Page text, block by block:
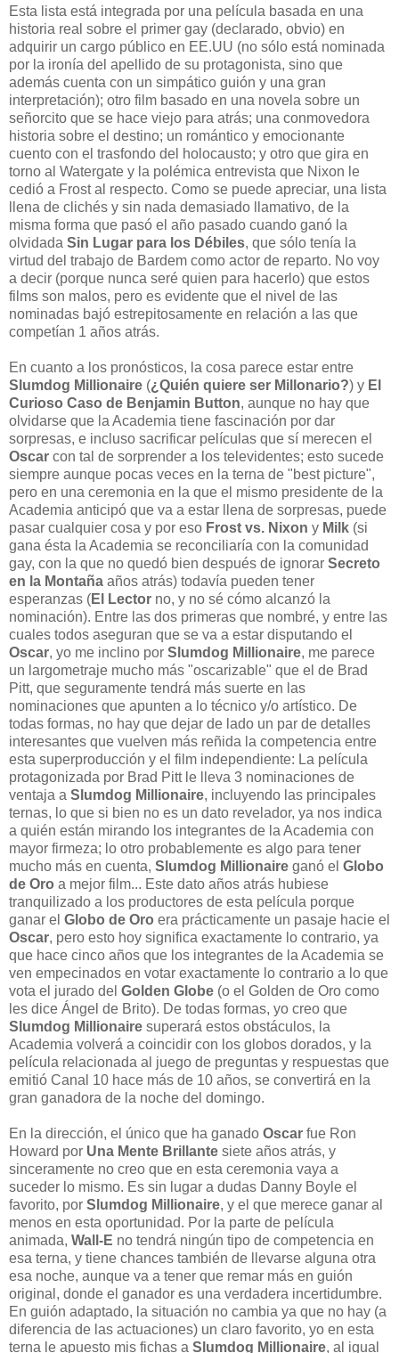
Esta lista está integrada por una película basada en una
historia real sobre el primer gay (declarado, obvio) en
adquirir un cargo público en EE.UU (no sólo está nominada
por la ironía del apellido de su protagonista, sino que
además cuenta con un simpático guión y una gran
interpretación); otro film basado en una novela sobre un
señorcito que se hace viejo para atrás; una conmovedora
historia sobre el destino; un romántico y emocionante
cuento con el trasfondo del holocausto; y otro que gira en
torno al Watergate y la polémica entrevista que Nixon le
cedió a Frost al respecto. Como se puede apreciar, una lista
llena de clichés y sin nada demasiado llamativo, de la
misma forma que pasó el año pasado cuando ganó la
olvidada Sin Lugar para los Débiles, que sólo tenía la
virtud del trabajo de Bardem como actor de reparto. No voy
a decir (porque nunca seré quien para hacerlo) que estos
films son malos, pero es evidente que el nivel de las
nominadas bajó estrepitosamente en relación a las que
competían 1 años atrás.
En cuanto a los pronósticos, la cosa parece estar entre
Slumdog Millionaire (¿Quién quiere ser Millonario?) y El
Curioso Caso de Benjamin Button, aunque no hay que
olvidarse que la Academia tiene fascinación por dar
sorpresas, e incluso sacrificar películas que sí merecen el
Oscar con tal de sorprender a los televidentes; esto sucede
siempre aunque pocas veces en la terna de "best picture",
pero en una ceremonia en la que el mismo presidente de la
Academia anticipó que va a estar llena de sorpresas, puede
pasar cualquier cosa y por eso Frost vs. Nixon y Milk (si
gana ésta la Academia se reconciliaría con la comunidad
gay, con la que no quedó bien después de ignorar Secreto
en la Montaña años atrás) todavía pueden tener
esperanzas (El Lector no, y no sé cómo alcanzó la
nominación). Entre las dos primeras que nombré, y entre las
cuales todos aseguran que se va a estar disputando el
Oscar, yo me inclino por Slumdog Millionaire, me parece
un largometraje mucho más "oscarizable" que el de Brad
Pitt, que seguramente tendrá más suerte en las
nominaciones que apunten a lo técnico y/o artístico. De
todas formas, no hay que dejar de lado un par de detalles
interesantes que vuelven más reñida la competencia entre
esta superproducción y el film independiente: La película
protagonizada por Brad Pitt le lleva 3 nominaciones de
ventaja a Slumdog Millionaire, incluyendo las principales
ternas, lo que si bien no es un dato revelador, ya nos indica
a quién están mirando los integrantes de la Academia con
mayor firmeza; lo otro probablemente es algo para tener
mucho más en cuenta, Slumdog Millionaire ganó el Globo
de Oro a mejor film... Este dato años atrás hubiese
tranquilizado a los productores de esta película porque
ganar el Globo de Oro era prácticamente un pasaje hacie el
Oscar, pero esto hoy significa exactamente lo contrario, ya
que hace cinco años que los integrantes de la Academia se
ven empecinados en votar exactamente lo contrario a lo que
vota el jurado del Golden Globe (o el Golden de Oro como
les dice Ángel de Brito). De todas formas, yo creo que
Slumdog Millionaire superará estos obstáculos, la
Academia volverá a coincidir con los globos dorados, y la
película relacionada al juego de preguntas y respuestas que
emitió Canal 10 hace más de 10 años, se convertirá en la
gran ganadora de la noche del domingo.
En la dirección, el único que ha ganado Oscar fue Ron
Howard por Una Mente Brillante siete años atrás, y
sinceramente no creo que en esta ceremonia vaya a
suceder lo mismo. Es sin lugar a dudas Danny Boyle el
favorito, por Slumdog Millionaire, y el que merece ganar al
menos en esta oportunidad. Por la parte de película
animada, Wall-E no tendrá ningún tipo de competencia en
esa terna, y tiene chances también de llevarse alguna otra
esa noche, aunque va a tener que remar más en guión
original, donde el ganador es una verdadera incertidumbre.
En guión adaptado, la situación no cambia ya que no hay (a
diferencia de las actuaciones) un claro favorito, yo en esta
terna le apuesto mis fichas a Slumdog Millionaire, al igual